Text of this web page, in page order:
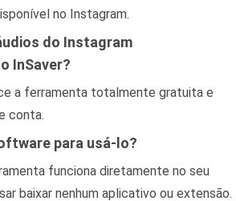
no Instagram.
do Instagram
InSaver?
a ferramenta totalmente gratuita e
conta.
para usá-lo?
funciona diretamente no seu
baixar nenhum aplicativo ou extensão.